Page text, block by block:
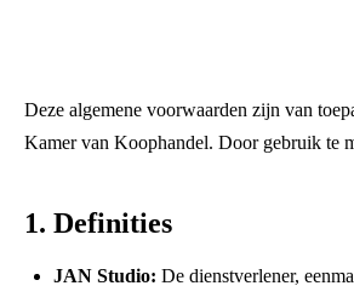
Deze algemene voorwaarden zijn van
Kamer van Koophandel. Door gebruik te
1. Definities
JAN Studio: De dienstverlener,